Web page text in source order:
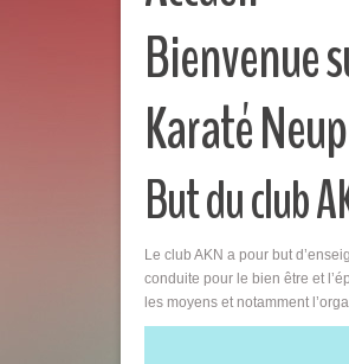
Bienvenue
Karaté
But du club
Le club AKN a pour but
conduite pour le bien être et
les moyens et notamment